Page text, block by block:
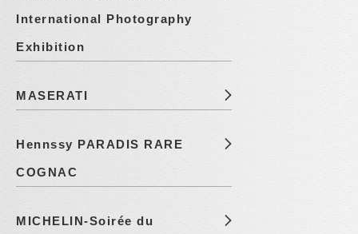
International Photography
Exhibition
MASERATI
Hennssy PARADIS RARE
COGNAC
MICHELIN-Soirée du